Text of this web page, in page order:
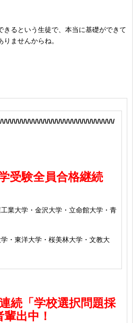
きるという生徒で、本当に基礎ができて
ませんからね。
\/\/\/\/\/\/\/\/\/\/\/\/\/\/\/\/\/\/\/\/\/\/\/\/\/\/\/\/
受験全員合格継続
工業大学・金沢大学・立命館大学・青
学・東洋大学・桜美林大学・文教大
続「学校選択問題採
出中！